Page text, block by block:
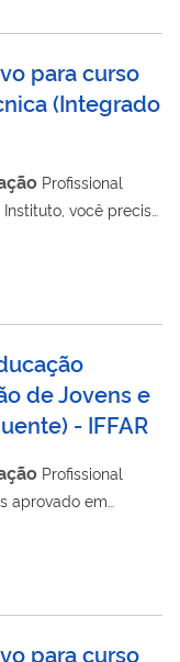
para curso
(Integrado
Profissional
você precisa
de Jovens e
- IFFAR
Profissional
aprovado em
por meio
para curso